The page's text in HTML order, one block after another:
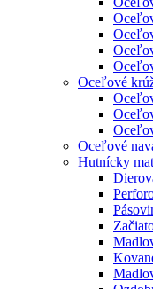
Oceľové
Oceľové
Hutnícky